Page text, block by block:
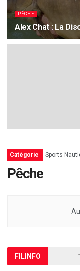
PÊCHE
Alex Chat : La
15 JUIN 2021 1.9K
Catégorie Sports
Pêche
FIL INFO